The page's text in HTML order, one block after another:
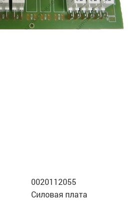
0020112055
Силовая плата